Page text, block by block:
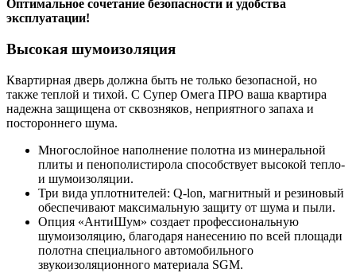
Оптимальное сочетание безопасности и удобства
эксплуатации!
Высокая шумоизоляция
Квартирная дверь должна быть не только безопасной, но
также теплой и тихой. С Супер Омега ПРО ваша квартира
надежна защищена от сквозняков, неприятного запаха и
постороннего шума.
Многослойное наполнение полотна из минеральной
плиты и пенополистирола способствует высокой тепло-
и шумоизоляции.
Три вида уплотнителей: Q-lon, магнитный и резиновый
обеспечивают максимальную защиту от шума и пыли.
Опция «АнтиШум» создает профессиональную
шумоизоляцию, благодаря нанесению по всей площади
полотна специального автомобильного
звукоизоляционного материала SGM.